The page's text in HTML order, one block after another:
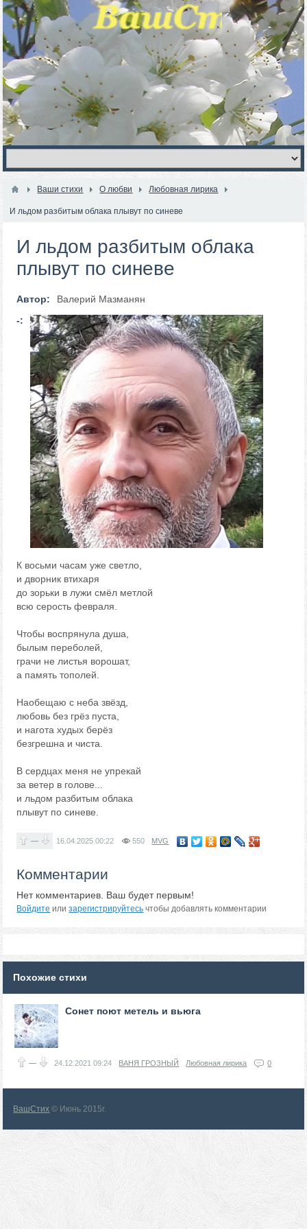
Ваши стихи О любви Любовная лирика
И льдом разбитым облака плывут по синеве
И льдом разбитым облака
плывут по синеве
Автор:
Валерий Мазманян
-:
К восьми часам уже светло,
и дворник втихаря
до зорьки в лужи смёл метлой
всю серость февраля.
Чтобы воспрянула душа,
былым переболей,
грачи не листья ворошат,
а память тополей.
Наобещаю с неба звёзд,
любовь без грёз пуста,
и нагота худых берёз
безгрешна и чиста.
В сердцах меня не упрекай
за ветер в голове...
и льдом разбитым облака
плывут по синеве.
— 16.04.202500:22 550 MVG
Комментарии
Нет комментариев. Ваш будет первым!
Войдите илизарегистрируйтесь чтобы добавлять комментарии
Похожие стихи
Сонет поют метель и вьюга
— 24.12.202109:24 ВАНЯ ГРОЗНЫЙ Любовная лирика 0
ВашСтих © Июнь 2015г.